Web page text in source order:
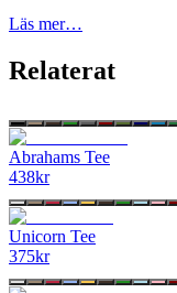
Läs mer…
Relaterat
Abrahams Tee
438kr
Unicorn Tee
375kr